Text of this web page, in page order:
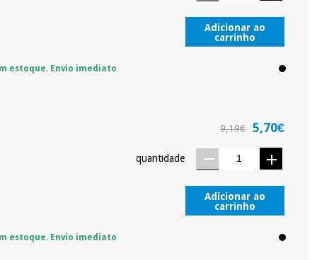
Adicionar ao
carrinho
estoque. Envio imediato
9,19€ 5,70€
quantidade
Adicionar ao
carrinho
estoque. Envio imediato